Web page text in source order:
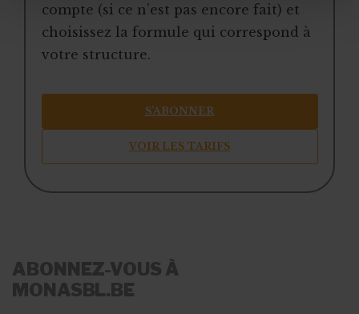
compte (si ce n’est pas encore fait) et
choisissez la formule qui correspond à
votre structure.
S’ABONNER
VOIR LES TARIFS
ABONNEZ-VOUS À
MONASBL.BE